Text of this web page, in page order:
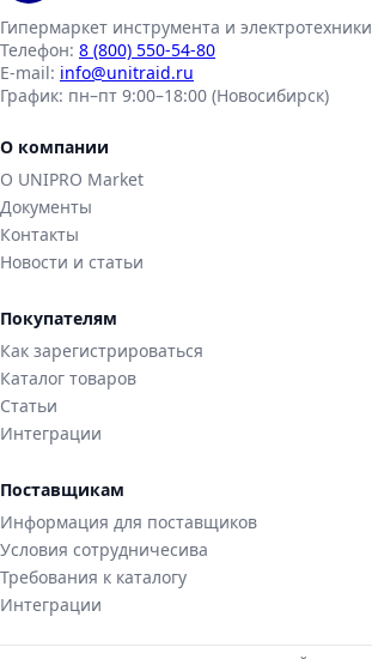
Гипермаркет инструмента и электротехники
Телефон: 8 (800) 550-54-80
E-mail: info@unitraid.ru
График: пн–пт 9:00–18:00 (Новосибирск)
О компании
О UNIPRO Market
Документы
Контакты
Новости и статьи
Покупателям
Как зарегистрироваться
Каталог товаров
Статьи
Интеграции
Поставщикам
Информация для поставщиков
Условия сотрудничесива
Требования к каталогу
Интеграции